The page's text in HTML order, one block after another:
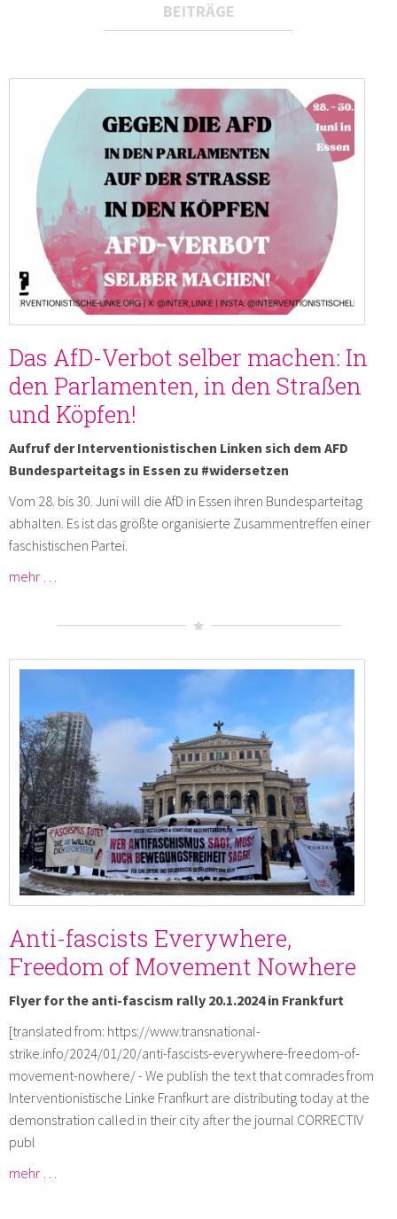
BEITRÄGE
Das AfD-Verbot selber machen: In
den Parlamenten, in den Straßen
und Köpfen!
Aufruf der Interventionistischen Linken sich dem AFD
Bundesparteitags in Essen zu #widersetzen
Vom 28. bis 30. Juni will die AfD in Essen ihren Bundesparteitag
abhalten. Es ist das größte organisierte Zusammentreffen einer
faschistischen Partei.
mehr …
Anti-fascists Everywhere,
Freedom of Movement Nowhere
Flyer for the anti-fascism rally 20.1.2024 in Frankfurt
[translated from: https://www.transnational-
strike.info/2024/01/20/anti-fascists-everywhere-freedom-of-
movement-nowhere/ - We publish the text that comrades from
Interventionistische Linke Franfkurt are distributing today at the
demonstration called in their city after the journal CORRECTIV
publ
mehr …